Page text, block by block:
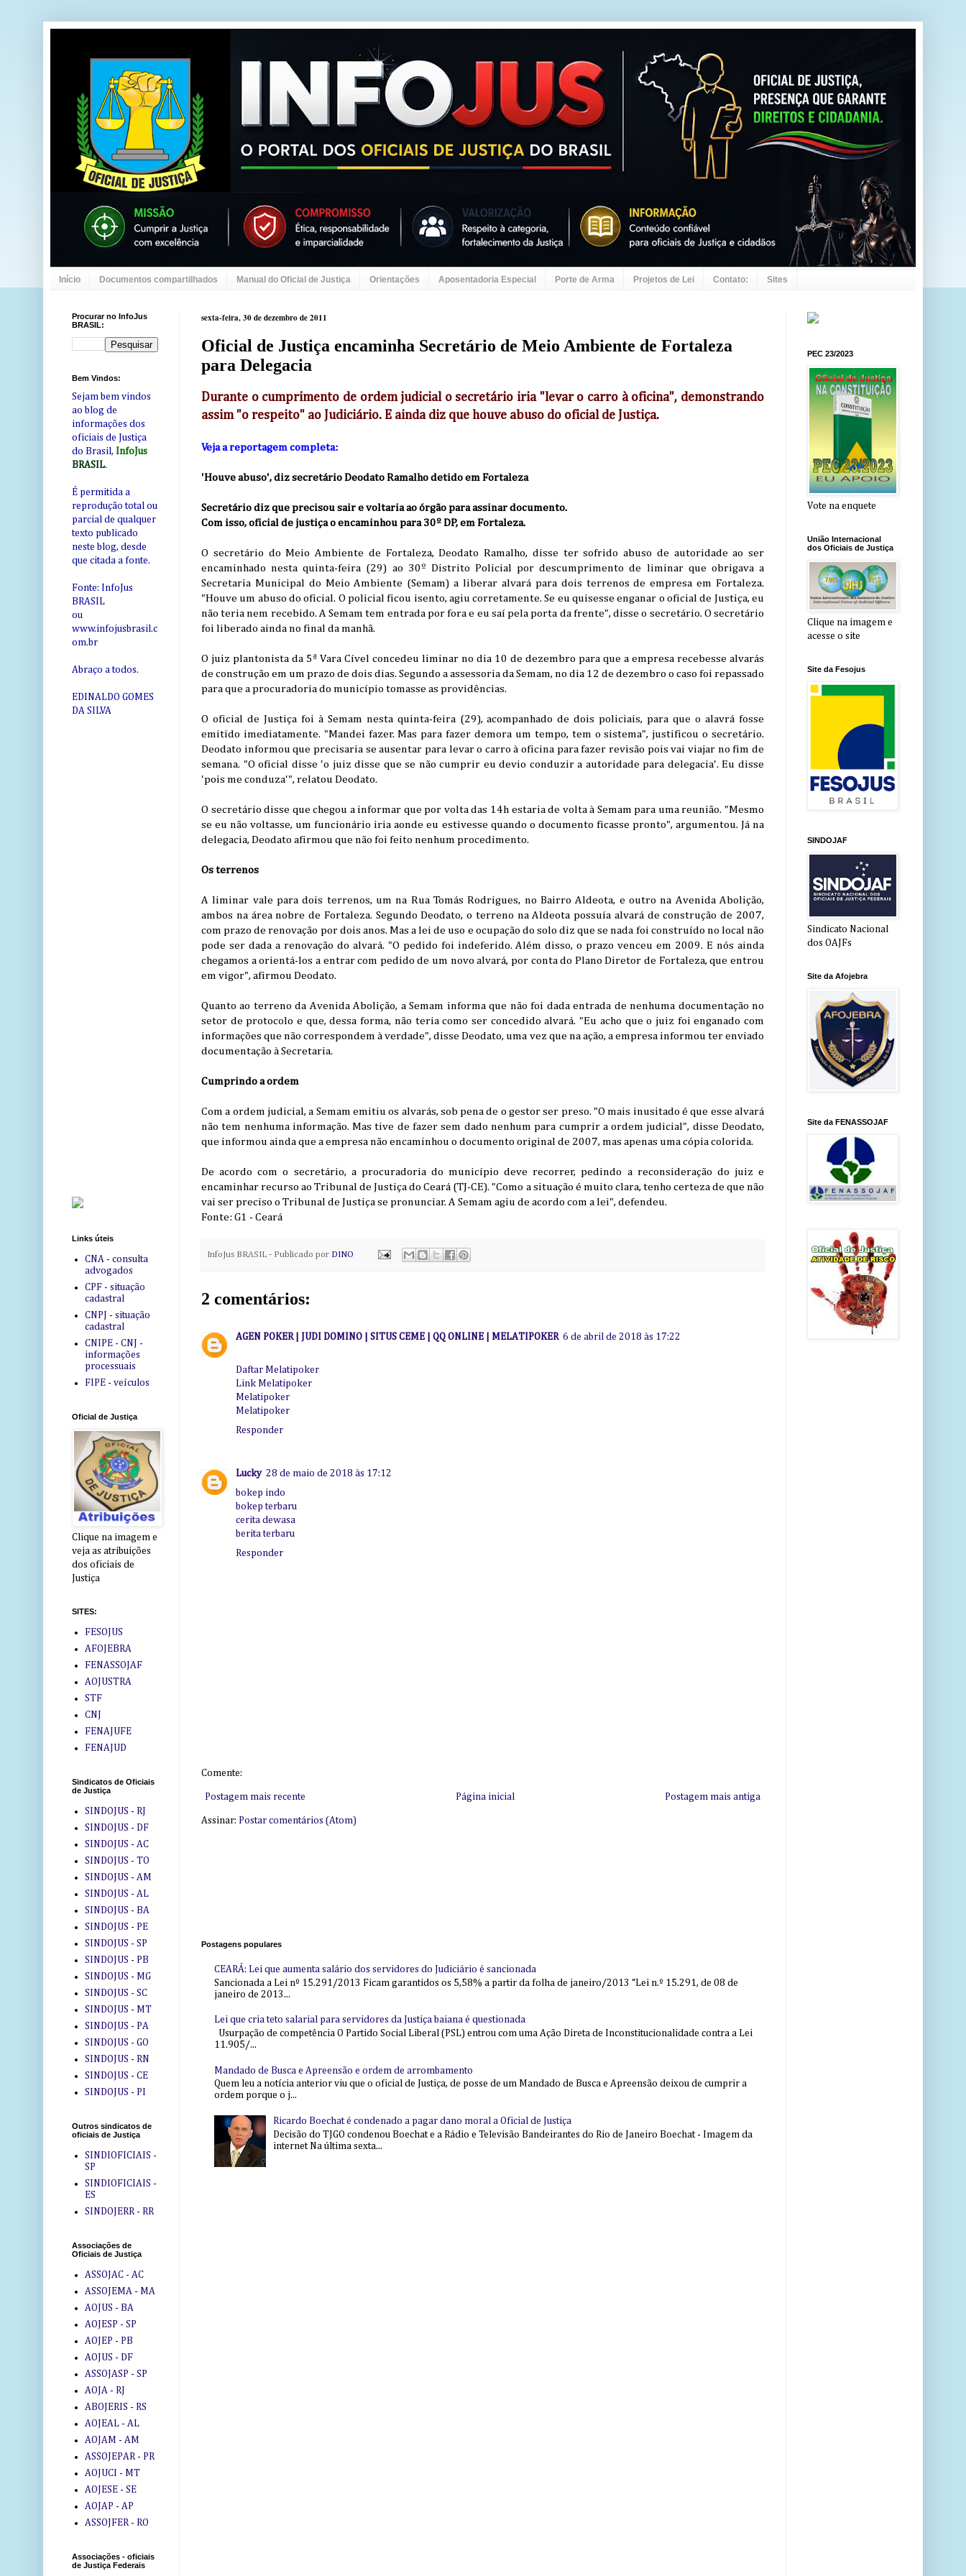
Início Documentos compartilhados Manual do Oficial de Justiça Orientações Aposentadoria Especial Porte de Arma Projetos de Lei Contato: Sites
sexta-feira, 30 de dezembro de 2011
Oficial de Justiça encaminha Secretário de Meio Ambiente de Fortaleza
para Delegacia
Durante o cumprimento de ordem judicial o secretário iria "levar o carro à oficina", demonstrando
assim "o respeito" ao Judiciário. E ainda diz que houve abuso do oficial de Justiça.
Veja a reportagem completa:
'Houve abuso', diz secretário Deodato Ramalho detido em Fortaleza
Secretário diz que precisou sair e voltaria ao órgão para assinar documento.
Com isso, oficial de justiça o encaminhou para 30º DP, em Fortaleza.
O secretário do Meio Ambiente de Fortaleza, Deodato Ramalho, disse ter sofrido abuso de autoridade ao ser
encaminhado nesta quinta-feira (29) ao 30º Distrito Policial por descumprimento de liminar que obrigava a
Secretaria Municipal do Meio Ambiente (Semam) a liberar alvará para dois terrenos de empresa em Fortaleza.
"Houve um abuso do oficial. O policial ficou isento, agiu corretamente. Se eu quisesse enganar o oficial de Justiça, eu
não teria nem recebido. A Semam tem entrada por fora e eu saí pela porta da frente", disse o secretário. O secretário
foi liberado ainda no final da manhã.
O juiz plantonista da 5ª Vara Cível concedeu liminar no dia 10 de dezembro para que a empresa recebesse alvarás
de construção em um prazo de dois dias. Segundo a assessoria da Semam, no dia 12 de dezembro o caso foi repassado
para que a procuradoria do município tomasse as providências.
O oficial de Justiça foi à Semam nesta quinta-feira (29), acompanhado de dois policiais, para que o alavrá fosse
emitido imediatamente. "Mandei fazer. Mas para fazer demora um tempo, tem o sistema", justificou o secretário.
Deodato informou que precisaria se ausentar para levar o carro à oficina para fazer revisão pois vai viajar no fim de
semana. "O oficial disse 'o juiz disse que se não cumprir eu devio conduzir a autoridade para delegacia'. Eu disse
'pois me conduza'", relatou Deodato.
O secretário disse que chegou a informar que por volta das 14h estaria de volta à Semam para uma reunião. "Mesmo
se eu não voltasse, um funcionário iria aonde eu estivesse quando o documento ficasse pronto", argumentou. Já na
delegacia, Deodato afirmou que não foi feito nenhum procedimento.
Os terrenos
A liminar vale para dois terrenos, um na Rua Tomás Rodrigues, no Bairro Aldeota, e outro na Avenida Abolição,
ambos na área nobre de Fortaleza. Segundo Deodato, o terreno na Aldeota possuía alvará de construção de 2007,
com prazo de renovação por dois anos. Mas a lei de uso e ocupação do solo diz que se nada foi construído no local não
pode ser dada a renovação do alvará. "O pedido foi indeferido. Além disso, o prazo venceu em 2009. E nós ainda
chegamos a orientá-los a entrar com pedido de um novo alvará, por conta do Plano Diretor de Fortaleza, que entrou
em vigor", afirmou Deodato.
Quanto ao terreno da Avenida Abolição, a Semam informa que não foi dada entrada de nenhuma documentação no
setor de protocolo e que, dessa forma, não teria como ser concedido alvará. "Eu acho que o juiz foi enganado com
informações que não correspondem à verdade", disse Deodato, uma vez que na ação, a empresa informou ter enviado
documentação à Secretaria.
Cumprindo a ordem
Com a ordem judicial, a Semam emitiu os alvarás, sob pena de o gestor ser preso. "O mais inusitado é que esse alvará
não tem nenhuma informação. Mas tive de fazer sem dado nenhum para cumprir a ordem judicial", disse Deodato,
que informou ainda que a empresa não encaminhou o documento original de 2007, mas apenas uma cópia colorida.
De acordo com o secretário, a procuradoria do município deve recorrer, pedindo a reconsideração do juiz e
encaminhar recurso ao Tribunal de Justiça do Ceará (TJ-CE). "Como a situação é muito clara, tenho certeza de que não
vai ser preciso o Tribunal de Justiça se pronunciar. A Semam agiu de acordo com a lei", defendeu.
Fonte: G1 - Ceará
InfoJus BRASIL - Publicado por DINO
2 comentários:
AGEN POKER | JUDI DOMINO | SITUS CEME | QQ ONLINE | MELATIPOKER 6 de abril de 2018 às 17:22
Daftar Melatipoker
Link Melatipoker
Melatipoker
Melatipoker
Responder
Lucky 28 de maio de 2018 às 17:12
bokep indo
bokep terbaru
cerita dewasa
berita terbaru
Responder
Comente:
Postagem mais recente Postagem mais antiga
Página inicial
Assinar: Postar comentários (Atom)
Postagens populares
CEARÁ: Lei que aumenta salário dos servidores do Judiciário é sancionada
Sancionada a Lei nº 15.291/2013 Ficam garantidos os 5,58% a partir da folha de janeiro/2013 “Lei n.º 15.291, de 08 de
janeiro de 2013...
Lei que cria teto salarial para servidores da Justiça baiana é questionada
Usurpação de competência O Partido Social Liberal (PSL) entrou com uma Ação Direta de Inconstitucionalidade contra a Lei
11.905/...
Mandado de Busca e Apreensão e ordem de arrombamento
Quem leu a notícia anterior viu que o oficial de Justiça, de posse de um Mandado de Busca e Apreensão deixou de cumprir a
ordem porque o j...
Ricardo Boechat é condenado a pagar dano moral a Oficial de Justiça
Decisão do TJGO condenou Boechat e a Rádio e Televisão Bandeirantes do Rio de Janeiro Boechat - Imagem da
internet Na última sexta...
Procurar no InfoJus
BRASIL:
Bem Vindos:
Sejam bem vindos
ao blog de
informações dos
oficiais de Justiça
do Brasil, InfoJus
BRASIL.
É permitida a
reprodução total ou
parcial de qualquer
texto publicado
neste blog, desde
que citada a fonte.
Fonte: InfoJus
BRASIL
ou
www.infojusbrasil.c
om.br
Abraço a todos.
EDINALDO GOMES
DA SILVA
Links úteis
CNA - consulta
advogados
CPF - situação
cadastral
CNPJ - situação
cadastral
CNIPE - CNJ -
informações
processuais
FIPE - veículos
Oficial de Justiça
Clique na imagem e
veja as atribuições
dos oficiais de
Justiça
SITES:
FESOJUS
AFOJEBRA
FENASSOJAF
AOJUSTRA
STF
CNJ
FENAJUFE
FENAJUD
Sindicatos de Oficiais
de Justiça
SINDOJUS - RJ
SINDOJUS - DF
SINDOJUS - AC
SINDOJUS - TO
SINDOJUS - AM
SINDOJUS - AL
SINDOJUS - BA
SINDOJUS - PE
SINDOJUS - SP
SINDOJUS - PB
SINDOJUS - MG
SINDOJUS - SC
SINDOJUS - MT
SINDOJUS - PA
SINDOJUS - GO
SINDOJUS - RN
SINDOJUS - CE
SINDOJUS - PI
Outros sindicatos de
oficiais de Justiça
SINDIOFICIAIS -
SP
SINDIOFICIAIS -
ES
SINDOJERR - RR
Associações de
Oficiais de Justiça
ASSOJAC - AC
ASSOJEMA - MA
AOJUS - BA
AOJESP - SP
AOJEP - PB
AOJUS - DF
ASSOJASP - SP
AOJA - RJ
ABOJERIS - RS
AOJEAL - AL
AOJAM - AM
ASSOJEPAR - PR
AOJUCI - MT
AOJESE - SE
AOJAP - AP
ASSOJFER - RO
Associações - oficiais
de Justiça Federais
PEC 23/2023
Vote na enquete
União Internacional
dos Oficiais de Justiça
Clique na imagem e
acesse o site
Site da Fesojus
SINDOJAF
Sindicato Nacional
dos OAJFs
Site da Afojebra
Site da FENASSOJAF